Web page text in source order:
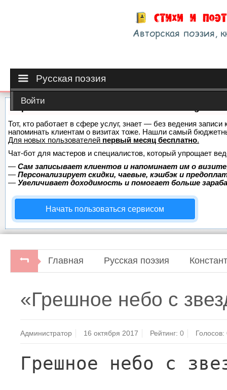
Русская поэзия
Войти
Тот, кто работает в сфере услуг, знает — без ведения
напоминать клиентам о визитах тоже. Нашли самый
Для новых пользователей первый месяц бесплатно.
Чат-бот для мастеров и специалистов, который упрощает
— Сам записывает клиентов и напоминает им о
— Персонализирует скидки, чаевые, кэшбэк и
— Увеличивает доходимость и помогает больше
Начать пользоваться сервисом
Главная Русская поэзия
«Грешное небо с
Администратор 16 октября 2017 Рейтинг:0 Голосов:
Грешное небо с